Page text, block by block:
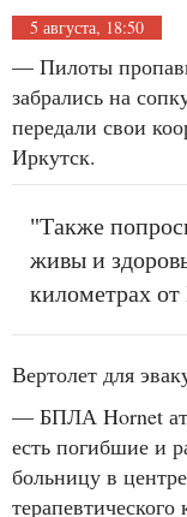
5 августа, 18:50
— Пилоты
забрались на
передали свои
Иркутск.
"Также
живы и
километрах
Вертолет для
— БПЛА Hornet
есть погибшие и
больницу в